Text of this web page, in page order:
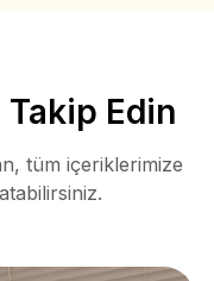
Edin
tüm içeriklerimize